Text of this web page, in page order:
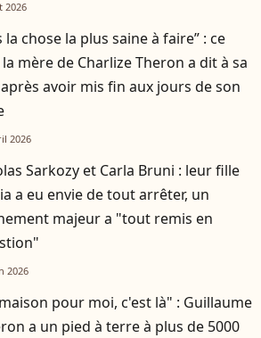
2026
la chose la plus saine à faire” : ce
mère de Charlize Theron a dit à sa
avoir mis fin aux jours de son
2026
Sarkozy et Carla Bruni : leur fille
a eu envie de tout arrêter, un
majeur a "tout remis en
2026
pour moi, c'est là" : Guillaume
a un pied à terre à plus de 5000